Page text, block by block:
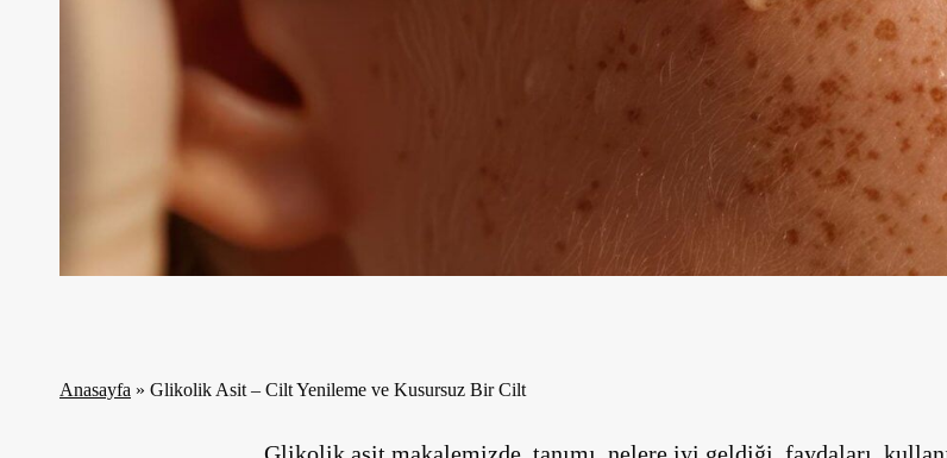
Anasayfa » Glikolik Asit – Cilt Yenileme ve Kusursuz Bir Cilt